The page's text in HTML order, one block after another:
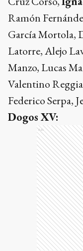
Ramón
García Mortola,
Latorre, Alejo
Manzo, Lucas
Valentino
Federico Serpa,
Dogos XV:
Ads